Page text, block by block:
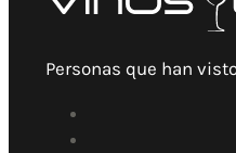
Personas que han